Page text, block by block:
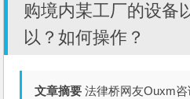
购境内某工厂的设备
以？如何操作？
文章摘要 法律桥网友Ouxm